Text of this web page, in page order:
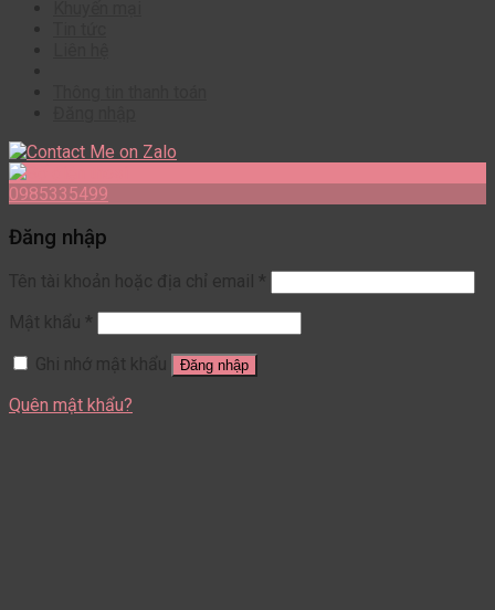
0985335499
Đăng nhập
Tên tài khoản hoặc địa chỉ email
Mật khẩu
Ghi nhớ mật khẩu
Đăng nhập
Quên mật khẩu?